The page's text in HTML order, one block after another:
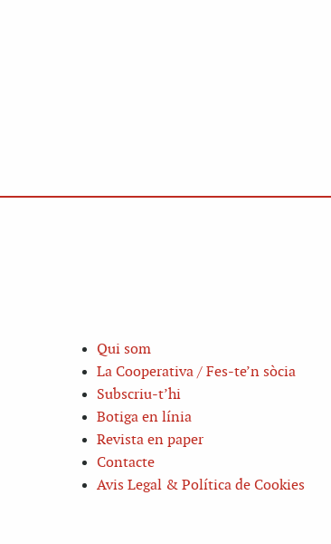
Qui som
La Cooperativa / Fes-te’n sòcia
Subscriu-t’hi
Botiga en línia
Revista en paper
Contacte
Avis Legal & Política de Cookies